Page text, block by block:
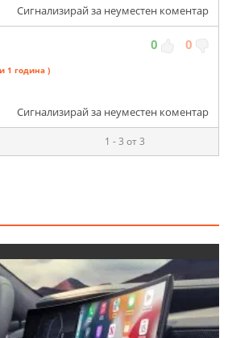
Сигнализирай за неуместен коментар
0 0
1 година )
Сигнализирай за неуместен коментар
1 - 3 от 3